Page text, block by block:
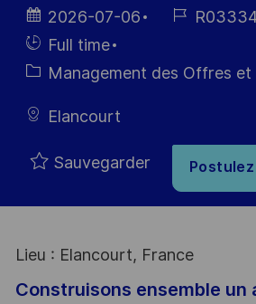
Date
d’affichage
2026-07-06
Référence
Hiring
Type
Full time
Catégorie
Management des Offres et
Elancourt
Sauvegarder
Lieu : Elancourt, France
Construisons ensemble un